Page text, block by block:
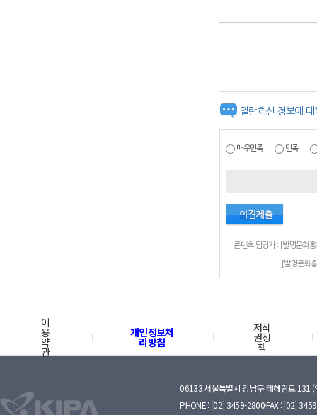
열람하신 정보에
매우만족 만족
[발명문화
이
용
약
관
개인정보처
리방침
저작
권정
책
06133 서울특별시 강남구 테헤란로 131 (
PHONE : [02] 3459-2800·FAX : [02]